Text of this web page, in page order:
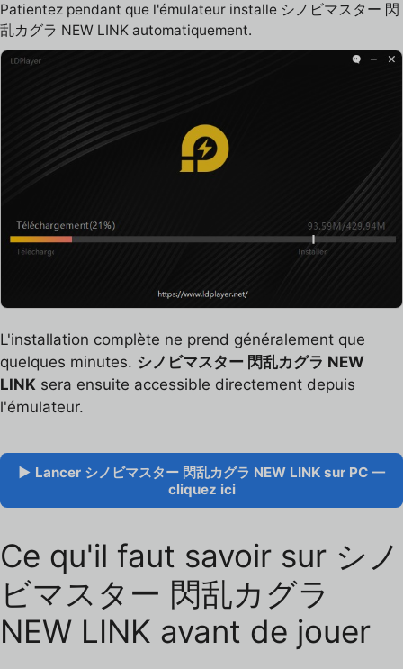
Patientez pendant que l'émulateur installe シノビマスター 閃
乱カグラ NEW LINK automatiquement.
L'installation complète ne prend généralement que
quelques minutes. シノビマスター 閃乱カグラ NEW
LINK sera ensuite accessible directement depuis
l'émulateur.
▶ Lancer シノビマスター 閃乱カグラ NEW LINK sur PC —
cliquez ici
Ce qu'il faut savoir sur シノ
ビマスター 閃乱カグラ
NEW LINK avant de jouer